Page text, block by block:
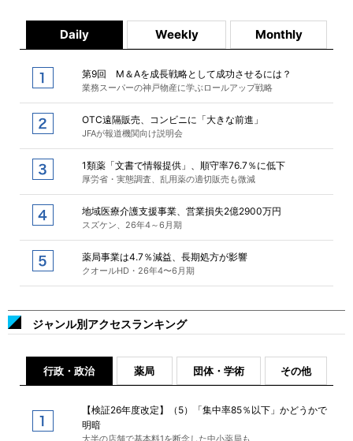
Daily Weekly Monthly
第9回 M＆Aを成長戦略として成功させるには？
業務スーパーの神戸物産に学ぶロールアップ戦略
OTC遠隔販売、コンビニに「大きな前進」
JFAが報道機関向け説明会
1類薬「文書で情報提供」、順守率76.7％に低下
厚労省・実態調査、乱用薬の適切販売も微減
地域医療介護支援事業、営業損失2億2900万円
スズケン、26年4～6月期
薬局事業は4.7％減益、長期処方が影響
クオールHD・26年4〜6月期
ジャンル別アクセスランキング
行政・政治 薬局 団体・学術 その他
【検証26年度改定】（5）「集中率85％以下」かどうかで
明暗
大半の店舗で基本料1を断念した中小薬局も